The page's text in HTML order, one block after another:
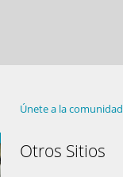
Únete a la comunidad
Otros Sitios